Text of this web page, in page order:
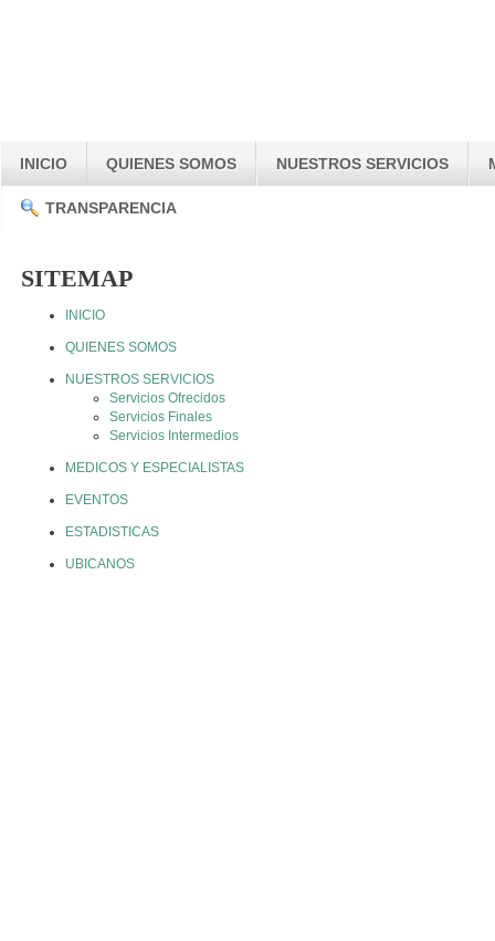
INICIO QUIENES SOMOS NUESTROS SERVICIOS
TRANSPARENCIA
SITEMAP
INICIO
QUIENES SOMOS
NUESTROS SERVICIOS
Servicios Ofrecidos
Servicios Finales
Servicios Intermedios
MEDICOS Y ESPECIALISTAS
EVENTOS
ESTADISTICAS
UBICANOS